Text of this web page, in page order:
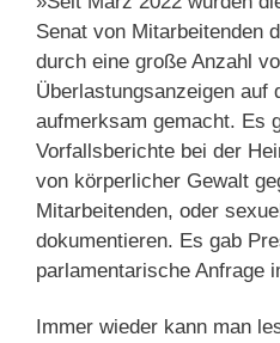
Senat von Mitarbeitenden
durch eine große Anzahl
Überlastungsanzeigen auf
aufmerksam gemacht. Es
Vorfallsberichte bei der
von körperlicher Gewalt
Mitarbeitenden, oder
dokumentieren. Es gab
parlamentarische Anfrage
Immer wieder kann man